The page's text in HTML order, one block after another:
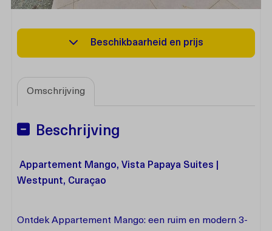
Beschikbaarheid en prijs
Omschrijving
Beschrijving
Appartement Mango, Vista Papaya Suites |
Westpunt, Curaçao
Ontdek Appartement Mango: een ruim en modern 3-